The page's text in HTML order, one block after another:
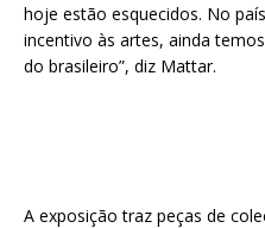
hoje estão esquecidos. No
incentivo às artes, ainda
do brasileiro”, diz Mattar.
A exposição traz peças de